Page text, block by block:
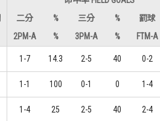
二分 % 三分 %
罰球
2PM-A % 3PM-A % FTM-A
1-7 14.3 2-5 40 0-2
1-1 100 0-1 0 1-4
1-4 25 2-5 40 2-4